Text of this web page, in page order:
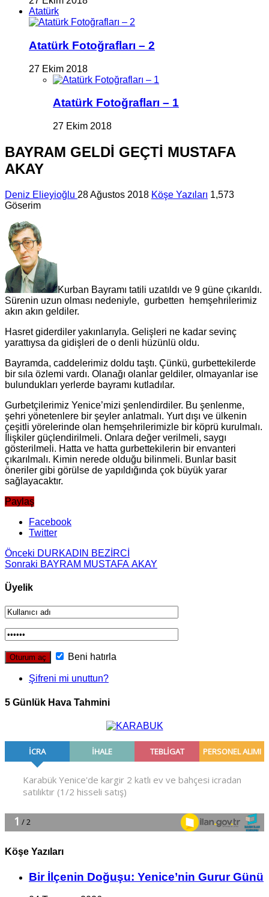
Atatürk
Atatürk Fotoğrafları – 2
27 Ekim 2018
Atatürk Fotoğrafları – 1
27 Ekim 2018
BAYRAM GELDİ GEÇTİ MUSTAFA
AKAY
Deniz Elieyioğlu 28 Ağustos 2018 Köşe Yazıları 1,573
Göserim
Kurban Bayramı tatili uzatıldı ve 9 güne çıkarıldı.
Sürenin uzun olması nedeniyle, gurbetten hemşehrilerimiz
akın akın geldiler.
Hasret giderdiler yakınlarıyla. Gelişleri ne kadar sevinç
yarattıysa da gidişleri de o denli hüzünlü oldu.
Bayramda, caddelerimiz doldu taştı. Çünkü, gurbettekilerde
bir sıla özlemi vardı. Olanağı olanlar geldiler, olmayanlar ise
bulundukları yerlerde bayramı kutladılar.
Gurbetçilerimiz Yenice’mizi şenlendirdiler. Bu şenlenme,
şehri yönetenlere bir şeyler anlatmalı. Yurt dışı ve ülkenin
çeşitli yörelerinde olan hemşehrilerimizle bir köprü kurulmalı.
İlişkiler güçlendirilmeli. Onlara değer verilmeli, saygı
gösterilmeli. Hatta ve hatta gurbettekilerin bir envanteri
çıkarılmalı. Kimin nerede olduğu bilinmeli. Bunlar basit
öneriler gibi görülse de yapıldığında çok büyük yarar
sağlayacaktır.
Paylaş
Facebook
Twitter
Önceki DURKADIN BEZİRCİ
Sonraki BAYRAM MUSTAFA AKAY
Üyelik
Beni hatırla
Şifreni mi unuttun?
5 Günlük Hava Tahmini
Köşe Yazıları
Bir İlçe­nin Do­ğu­şu: Ye­ni­ce’nin Gurur Günü